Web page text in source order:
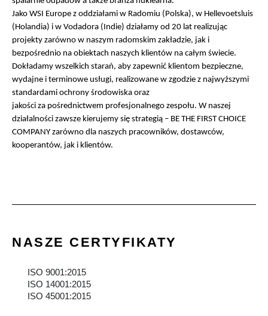
Jako WSI Europe z oddziałami w Radomiu (Polska), w Hellevoetsluis
(Holandia) i w Vodadora (Indie) działamy od 20 lat realizując
projekty zarówno w naszym radomskim zakładzie, jak i
bezpośrednio na obiektach naszych klientów na całym świecie.
Dokładamy wszelkich starań, aby zapewnić klientom bezpieczne,
wydajne i terminowe usługi, realizowane w zgodzie z najwyższymi
standardami ochrony środowiska oraz
jakości za pośrednictwem profesjonalnego zespołu. W naszej
działalności zawsze kierujemy się strategią – BE THE FIRST CHOICE
COMPANY zarówno dla naszych pracowników, dostawców,
kooperantów, jak i klientów.
NASZE CERTYFIKATY
ISO 9001:2015
ISO 14001:2015
ISO 45001:2015